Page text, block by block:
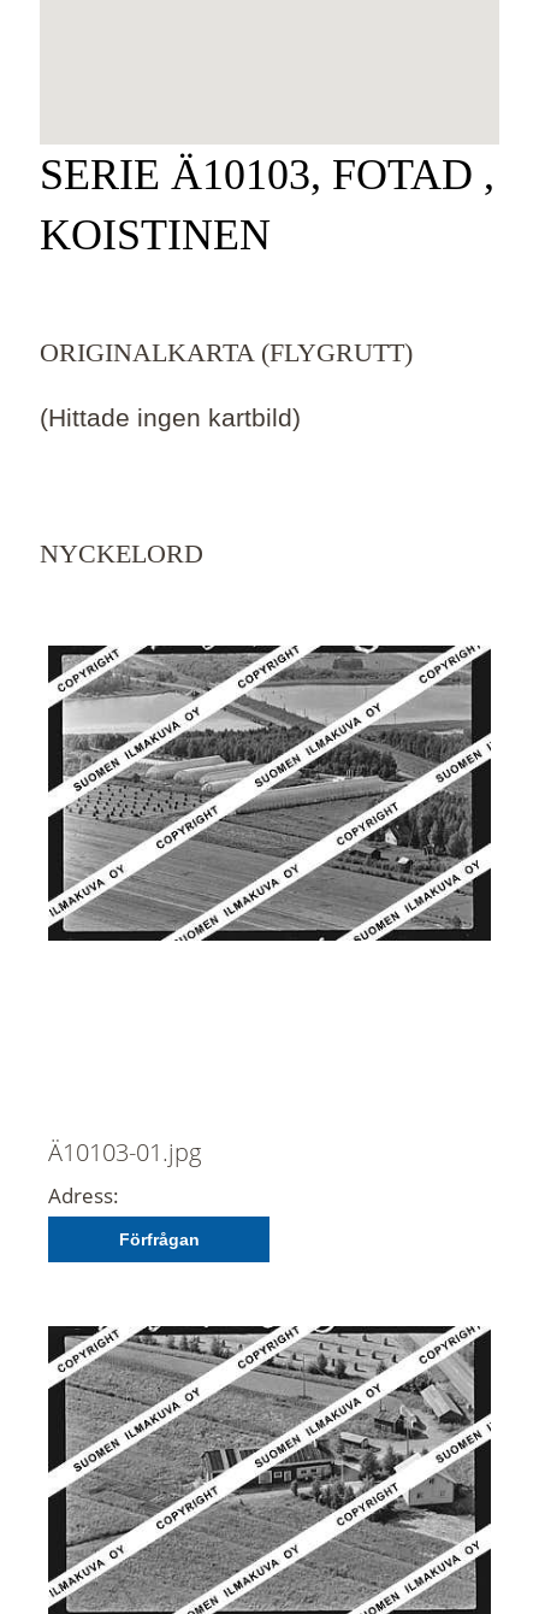
SERIE Ä10103, FOTAD ,
KOISTINEN
ORIGINALKARTA (FLYGRUTT)
(Hittade ingen kartbild)
NYCKELORD
Ä10103-01.jpg
Adress:
Förfrågan